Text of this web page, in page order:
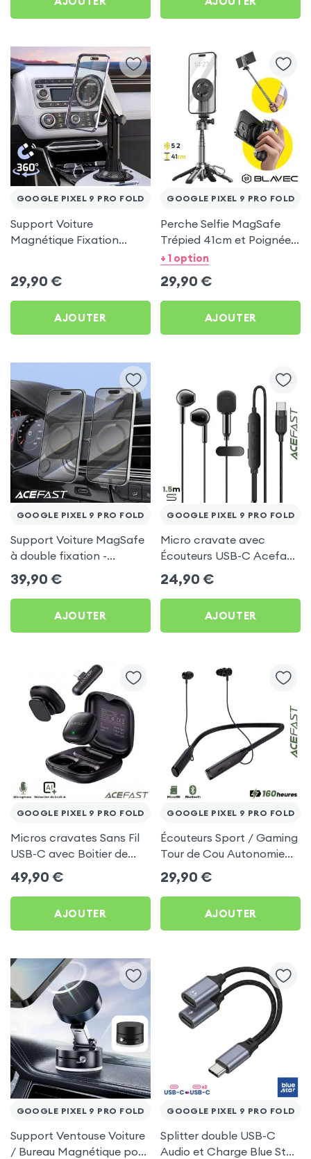
GOOGLE PIXEL 9 PRO FOLD
Support Voiture
Magnétique Fixation
29,90 €
AJOUTER
GOOGLE PIXEL 9 PRO FOLD
Perche Selfie MagSafe
Trépied 41cm et Poignée
Grip - Noir pour Google
+ 1 option
29,90 €
AJOUTER
GOOGLE PIXEL 9 PRO FOLD
Support Voiture MagSafe
à double fixation -
Acefast pour Google Pixel
9 Pro Fold
39,90 €
AJOUTER
GOOGLE PIXEL 9 PRO FOLD
Micro cravate avec
Écouteurs USB-C Acefast
Noir pour Google Pixel 9
Pro Fold
24,90 €
AJOUTER
GOOGLE PIXEL 9 PRO FOLD
Micros cravates Sans Fil
USB-C avec Boitier de
charge, Acefast pour
Google Pixel 9 Pro Fold
49,90 €
AJOUTER
GOOGLE PIXEL 9 PRO FOLD
Écouteurs Sport / Gaming
Tour de Cou Autonomie
160h Acefast pour Google
Pixel 9 Pro Fold
29,90 €
AJOUTER
GOOGLE PIXEL 9 PRO FOLD
Support Ventouse Voiture
/ Bureau Magnétique pour
GOOGLE PIXEL 9 PRO FOLD
Splitter double USB-C
Audio et Charge Blue Star